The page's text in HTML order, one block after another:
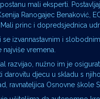
mali eksperti.
Ranogajec Benaković,
princ i dopredsjednica
izvannastavnim i
vremena.
razvijao, nužno im je
darovitu djecu u skladu s
ravnateljica Osnovne škole